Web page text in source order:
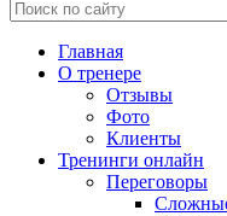
Главная
О тренере
Отзывы
Фото
Клиенты
Тренинги онлайн
Переговоры